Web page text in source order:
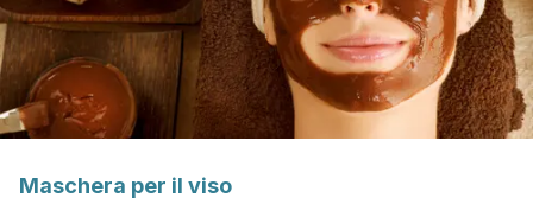
Maschera per il viso